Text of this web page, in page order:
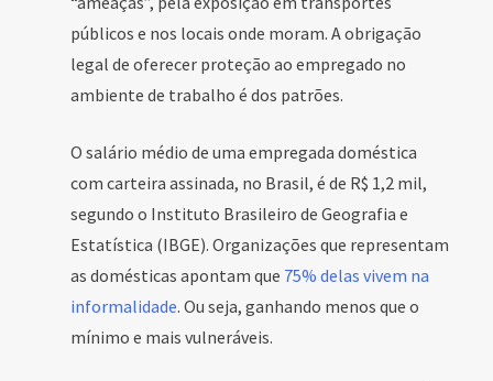
públicos e nos locais onde moram. A obrigação
legal de oferecer proteção ao empregado no
ambiente de trabalho é dos patrões.
O salário médio de uma empregada doméstica
com carteira assinada, no Brasil, é de R$ 1,2 mil,
segundo o Instituto Brasileiro de Geografia e
Estatística (IBGE). Organizações que representam
as domésticas apontam que 75% delas vivem na
informalidade. Ou seja, ganhando menos que o
mínimo e mais vulneráveis.